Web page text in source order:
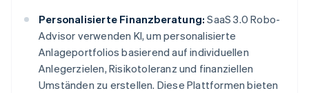
Personalisierte Finanzberatung: SaaS 3.0 Robo-
Advisor verwenden KI, um personalisierte
Anlageportfolios basierend auf individuellen
Anlegerzielen, Risikotoleranz und finanziellen
Umständen zu erstellen. Diese Plattformen bieten